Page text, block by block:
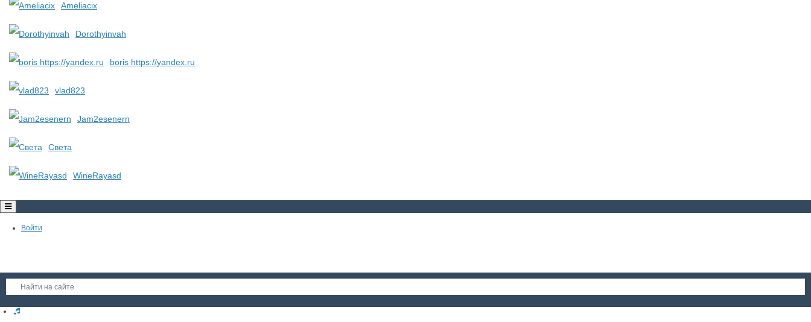
Ameliacix
Dorothyinvah
boris https://yandex.ru
vlad823
Jam2esenern
Света
WineRayasd
Toggle
navigation
Войти